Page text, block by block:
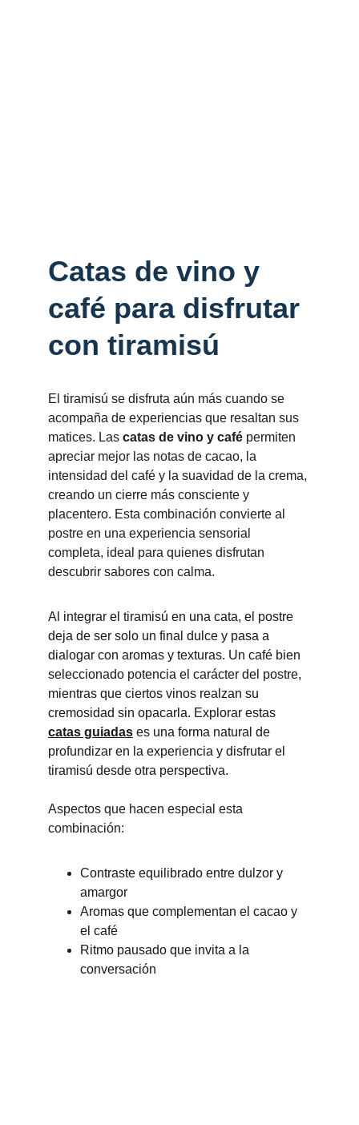
Catas de vino y
café para disfrutar
con tiramisú
El tiramisú se disfruta aún más cuando se
acompaña de experiencias que resaltan sus
matices. Las catas de vino y café permiten
apreciar mejor las notas de cacao, la
intensidad del café y la suavidad de la crema,
creando un cierre más consciente y
placentero. Esta combinación convierte al
postre en una experiencia sensorial
completa, ideal para quienes disfrutan
descubrir sabores con calma.
Al integrar el tiramisú en una cata, el postre
deja de ser solo un final dulce y pasa a
dialogar con aromas y texturas. Un café bien
seleccionado potencia el carácter del postre,
mientras que ciertos vinos realzan su
cremosidad sin opacarla. Explorar estas
catas guiadas es una forma natural de
profundizar en la experiencia y disfrutar el
tiramisú desde otra perspectiva.
Aspectos que hacen especial esta
combinación:
Contraste equilibrado entre dulzor y
amargor
Aromas que complementan el cacao y
el café
Ritmo pausado que invita a la
conversación